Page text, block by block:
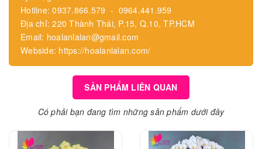
Hotline: 0937.866.579 - 0964.441.959
Địa chỉ: 220 Thành Thái, P.15, Q.10, TP.HCM
Email: hoalanlalan@gmail.com
Webside: https://hoalanlalan.com/
SẢN PHẨM LIÊN QUAN
Có phải bạn đang tìm những sản phẩm dưới đây